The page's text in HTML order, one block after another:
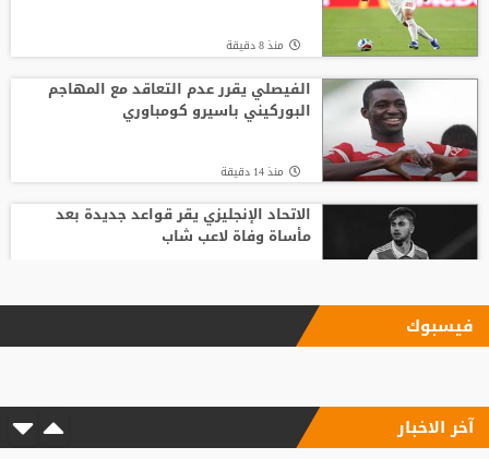
منذ 8 دقيقة
الفيصلي يقرر عدم التعاقد مع المهاجم
البوركيني باسيرو كومباوري
منذ 14 دقيقة
الاتحاد الإنجليزي يقر قواعد جديدة بعد
مأساة وفاة لاعب شاب
وفاة والد ليونيل ميسي عن 68 عاما فيسبوك
آخر الاخبار